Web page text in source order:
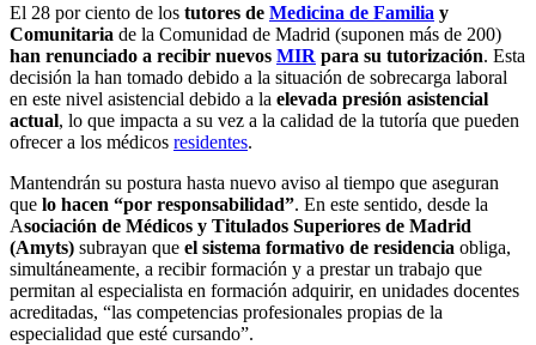
El 28 por ciento de los tutores de Medicina de Familia y
Comunitaria de la Comunidad de Madrid (suponen más de 200)
han renunciado a recibir nuevos MIR para su tutorización. Esta
decisión la han tomado debido a la situación de sobrecarga laboral
en este nivel asistencial debido a la elevada presión asistencial
actual, lo que impacta a su vez a la calidad de la tutoría que pueden
ofrecer a los médicos residentes.
Mantendrán su postura hasta nuevo aviso al tiempo que aseguran
que lo hacen “por responsabilidad”. En este sentido, desde la
Asociación de Médicos y Titulados Superiores de Madrid
(Amyts) subrayan que el sistema formativo de residencia obliga,
simultáneamente, a recibir formación y a prestar un trabajo que
permitan al especialista en formación adquirir, en unidades docentes
acreditadas, “las competencias profesionales propias de la
especialidad que esté cursando”.